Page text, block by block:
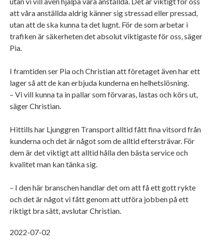
att våra anställda aldrig känner sig stressad eller pressad,
utan att de ska kunna ta det lugnt. För de som arbetar i
trafiken är säkerheten det absolut viktigaste för oss, säger
Pia.
I framtiden ser Pia och Christian att företaget även har ett
lager så att de kan erbjuda kunderna en helhetslösning.
– Vi vill kunna ta in pallar som förvaras, lastas och körs ut,
säger Christian.
Hittills har Ljunggren Transport alltid fått fina vitsord från
kunderna och det är något som de alltid eftersträvar. För
dem är det viktigt att alltid hålla den bästa service och
kvalitet man kan tänka sig.
– I den här branschen handlar det om att få ett gott rykte
och det är något vi fått genom att utföra jobben på ett
riktigt bra sätt, avslutar Christian.
2022-07-02